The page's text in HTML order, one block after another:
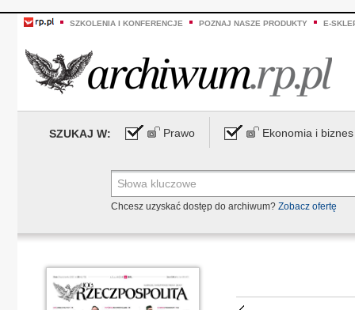
SZKOLENIA I KONFERENCJE POZNAJ NASZE PRODUKTY E-
SZUKAJ W: Prawo Ekonomia i biznes
Chcesz uzyskać dostęp do archiwum? Zobacz ofertę